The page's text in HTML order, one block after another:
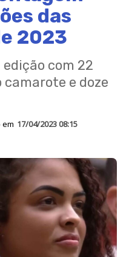
das
2023
com 22
e doze
em 17/04/2023 08:15